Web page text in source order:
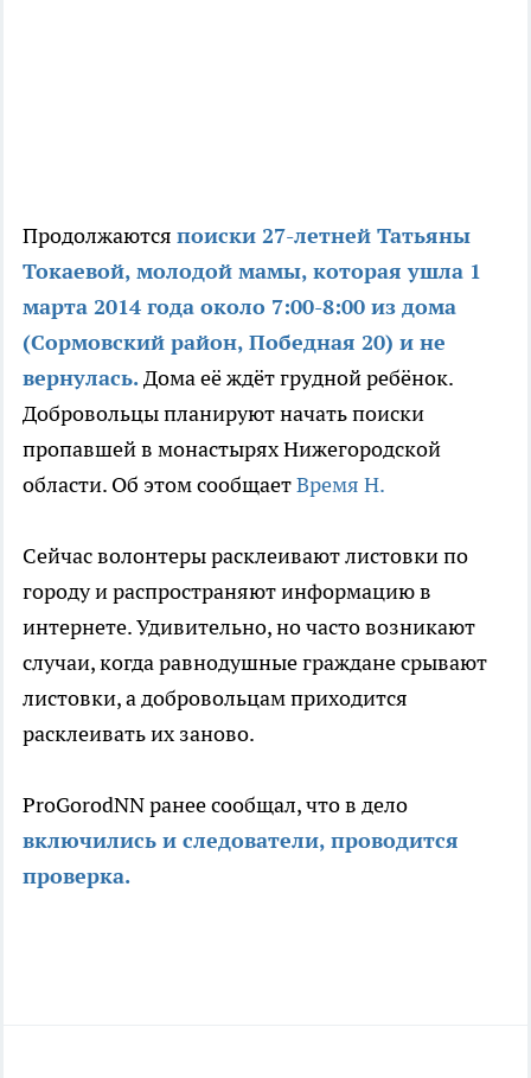
Продолжаются поиски 27-летней Татьяны
Токаевой, молодой мамы, которая ушла 1
марта 2014 года около 7:00-8:00 из дома
(Сормовский район, Победная 20) и не
вернулась.Дома её ждёт грудной ребёнок.
Добровольцы планируют начать поиски
пропавшей в монастырях Нижегородской
области. Об этом сообщаетВремя Н.
Сейчас волонтеры расклеивают листовки по
городу и распространяют информацию в
интернете. Удивительно, но часто возникают
случаи, когда равнодушные граждане срывают
листовки, а добровольцам приходится
расклеивать их заново.
ProGorodNN ранее сообщал, что в дело
включились и следователи, проводится
проверка.